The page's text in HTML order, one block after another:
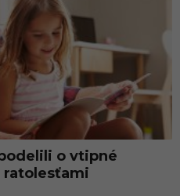
o vtipné
ratolesťami